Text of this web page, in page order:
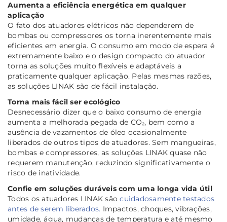
Aumenta a eficiência energética em qualquer
aplicação
O fato dos atuadores elétricos não dependerem de
bombas ou compressores os torna inerentemente mais
eficientes em energia. O consumo em modo de espera é
extremamente baixo e o design compacto do atuador
torna as soluções muito flexíveis e adaptáveis a
praticamente qualquer aplicação. Pelas mesmas razões,
as soluções LINAK são de fácil instalação.
Torna mais fácil ser ecológico
Desnecessário dizer que o baixo consumo de energia
aumenta a melhorada pegada de CO₂, bem como a
ausência de vazamentos de óleo ocasionalmente
liberados de outros tipos de atuadores. Sem mangueiras,
bombas e compressores, as soluções LINAK quase não
requerem manutenção, reduzindo significativamente o
risco de inatividade.
Confie em soluções duráveis com uma longa vida útil
Todos os atuadores LINAK sãocuidadosamente testados
antes de serem liberados. Impactos, choques, vibrações,
umidade, água, mudanças de temperatura e até mesmo